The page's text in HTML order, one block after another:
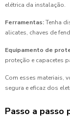
elétrica da instalação.
Ferramentas:Tenha
alicates, chaves de
Equipamento de
proteção e capacetes
Com esses materiais,
segura e eficaz dos
Passo a